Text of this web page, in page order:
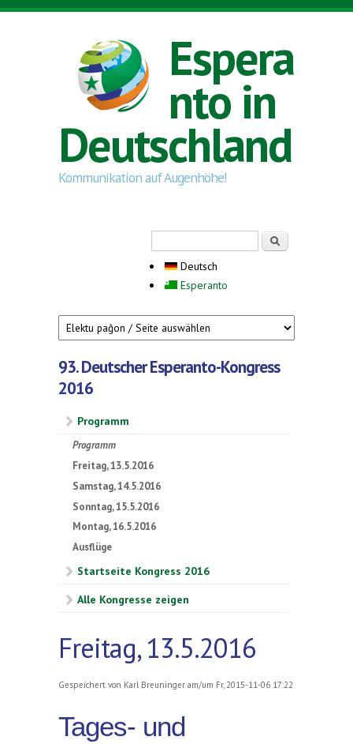
Direkt zum Inhalt
Espera
nto in
Deutschland
Kommunikation auf Augenhöhe!
Deutsch
Esperanto
93. Deutscher Esperanto-Kongress
2016
Programm
Programm
Freitag, 13.5.2016
Samstag, 14.5.2016
Sonntag, 15.5.2016
Montag, 16.5.2016
Ausflüge
Startseite Kongress 2016
Alle Kongresse zeigen
Freitag, 13.5.2016
Gespeichert von Karl Breuninger am/um Fr, 2015-11-06 17:22
Tages- und